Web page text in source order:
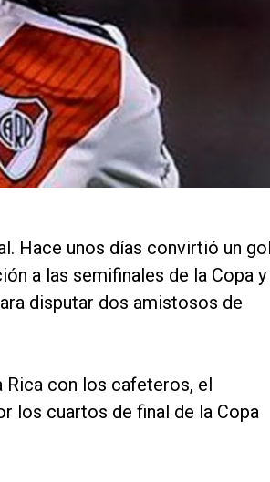
Hace unos días convirtió un gol
a las semifinales de la Copa y
disputar dos amistosos de
Rica con los cafeteros, el
los cuartos de final de la Copa